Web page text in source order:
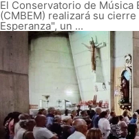
El Conservatorio de Música
(CMBEM) realizará su
Esperanza", un ...